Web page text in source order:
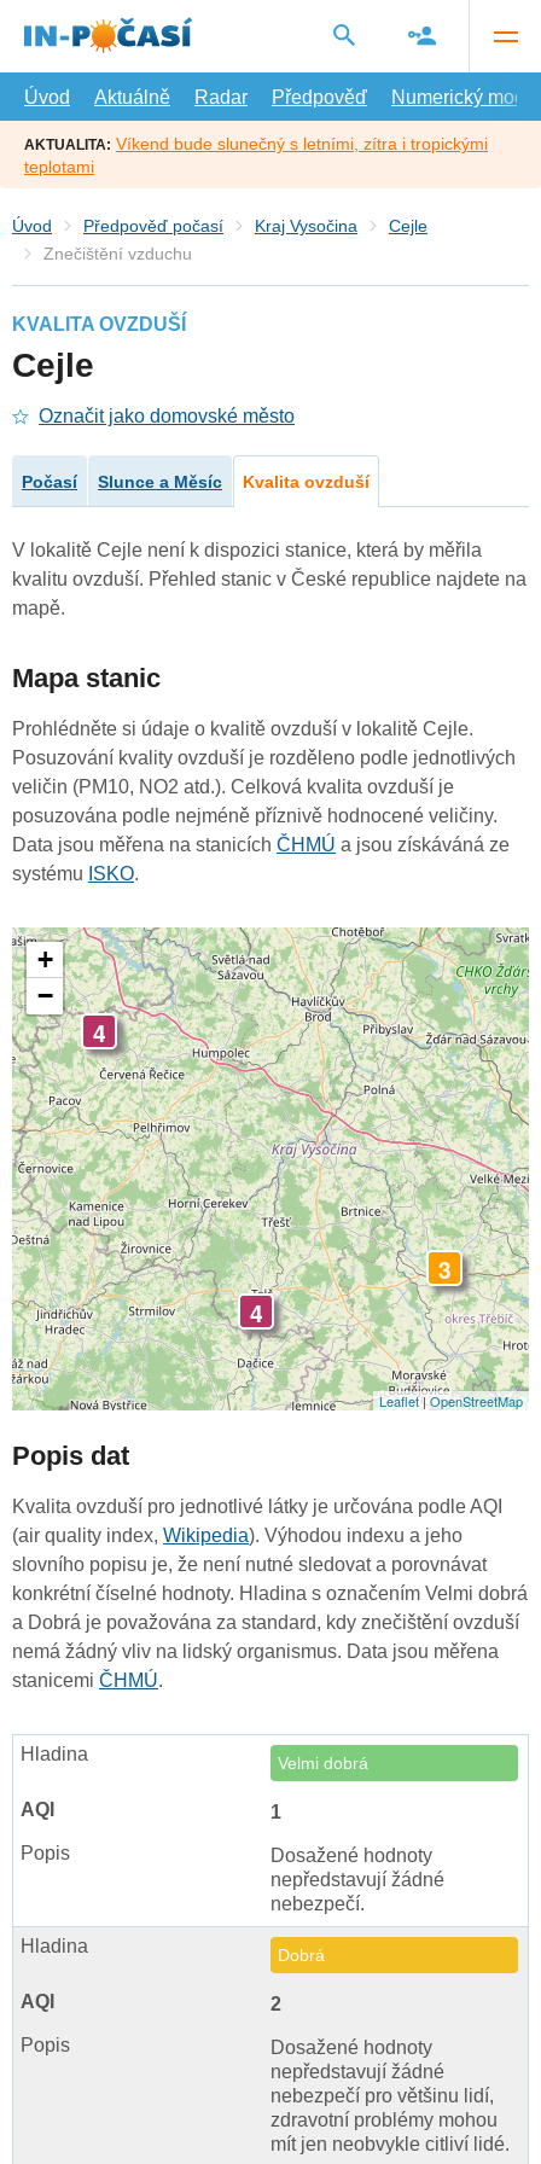
hlavní
Úvod
Aktuálně Radar Předpověď Numerický model
AKTUALITA: Víkend bude slunečný s letními, zítra i tropickými
teplotami
Úvod Předpověď počasí Kraj Vysočina
Cejle
Znečištění vzduchu
KVALITA OVZDUŠÍ
Cejle
Označit jako domovské město
Počasí Slunce a Měsíc Kvalita ovzduší
V lokalitě Cejle není k dispozici stanice, která by měřila
kvalitu ovzduší. Přehled stanic v České republice najdete na
mapě.
Mapa stanic
Prohlédněte si údaje o kvalitě ovzduší v lokalitě Cejle.
Posuzování kvality ovzduší je rozděleno podle jednotlivých
veličin (PM10, NO2 atd.). Celková kvalita ovzduší je
posuzována podle nejméně příznivě hodnocené veličiny.
Data jsou měřena na stanicích ČHMÚ a jsou získáváná ze
systému ISKO.
3
4
4
+
−
Leaflet|OpenStreetMap
Popis dat
Kvalita ovzduší pro jednotlivé látky je určována podle AQI
(air quality index, Wikipedia). Výhodou indexu a jeho
slovního popisu je, že není nutné sledovat a porovnávat
konkrétní číselné hodnoty. Hladina s označením Velmi dobrá
a Dobrá je považována za standard, kdy znečištění ovzduší
nemá žádný vliv na lidský organismus. Data jsou měřena
stanicemi ČHMÚ.
Velmi dobrá
1
Dosažené hodnoty
nepředstavují žádné
nebezpečí.
Dobrá
2
Dosažené hodnoty
nepředstavují žádné
nebezpečí pro většinu lidí,
zdravotní problémy mohou
mít jen neobvykle citliví lidé.